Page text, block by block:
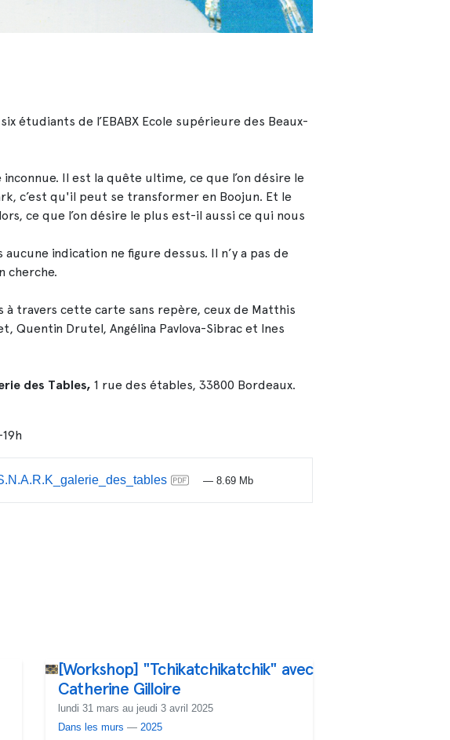
étudiants de l’EBABX Ecole supérieure des Beaux-
Il est la quête ultime, ce que l’on désire le
c’est qu'il peut se transformer en Boojun. Et le
ce que l’on désire le plus est-il aussi ce qui nous
indication ne figure dessus. Il n’y a pas de
cherche.
à travers cette carte sans repère, ceux de Matthis
Quentin Drutel, Angélina Pavlova-Sibrac et Ines
des Tables, 1 rue des étables, 33800 Bordeaux.
— 8.69 Mb
[Workshop] "Tchikatchikatchik" avec
Catherine Gilloire
lundi 31 mars au jeudi 3 avril 2025
Dans les murs —2025